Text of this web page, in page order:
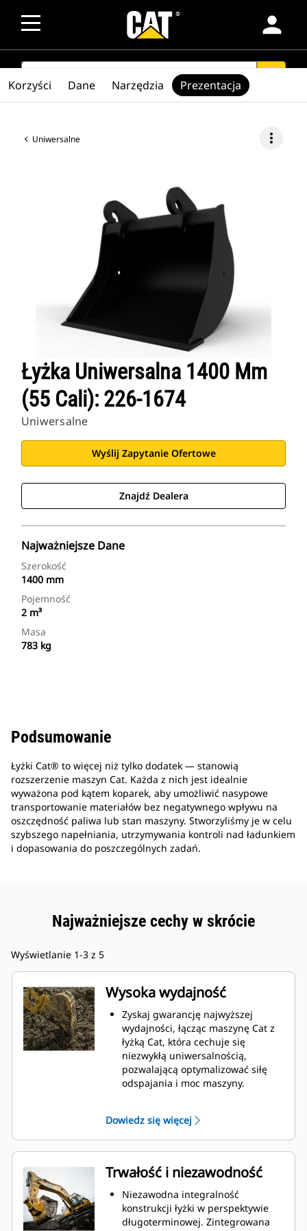
person
SEARCH
Uniwersalne more_vert
Łyżka Uniwersalna 1400 Mm
(55 Cali): 226-1674
Uniwersalne
Wyślij Zapytanie Ofertowe
Znajdź Dealera
Najważniejsze Dane
Szerokość
1400 mm
Pojemność
2 m³
Masa
783 kg
Korzyści Dane Narzędzia Prezentacja
Podsumowanie
Łyżki Cat® to więcej niż tylko dodatek — stanowią
rozszerzenie maszyn Cat. Każda z nich jest idealnie
wyważona pod kątem koparek, aby umożliwić nasypowe
transportowanie materiałów bez negatywnego wpływu na
oszczędność paliwa lub stan maszyny. Stworzyliśmy je w celu
szybszego napełniania, utrzymywania kontroli nad ładunkiem
i dopasowania do poszczególnych zadań.
Najważniejsze cechy w skrócie
Wyświetlanie 1-3 z 5
Wysoka wydajność
Zyskaj gwarancję najwyższej
wydajności, łącząc maszynę Cat z
łyżką Cat, która cechuje się
niezwykłą uniwersalnością,
pozwalającą optymalizować siłę
odspajania i moc maszyny.
materiału na łyżkę. Zwiększony
prześwit lemiesza zapewnia
zmniejszony opór dolnej części
łyżki, co obniża koszty związane z
konserwacją.
Zużycie paliwa jest najwyższe
podczas kopania. Łyżki Cat
gwarantują szybkie cięcie
Dowiedz się więcej
Trwałość i niezawodność
Niezawodna integralność
konstrukcji łyżki w perspektywie
długoterminowej. Zintegrowana